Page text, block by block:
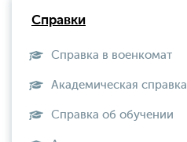
Справки
Справка в военкомат
Академическая справка
Справка об обучении